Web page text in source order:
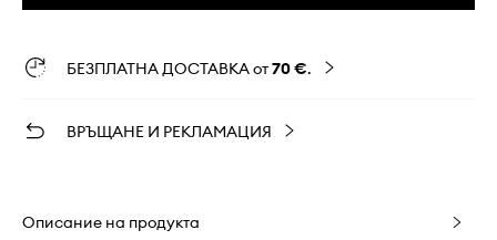
БЕЗПЛАТНА ДОСТАВКА от70 €.
ВРЪЩАНЕ И РЕКЛАМАЦИЯ
Описание на продукта